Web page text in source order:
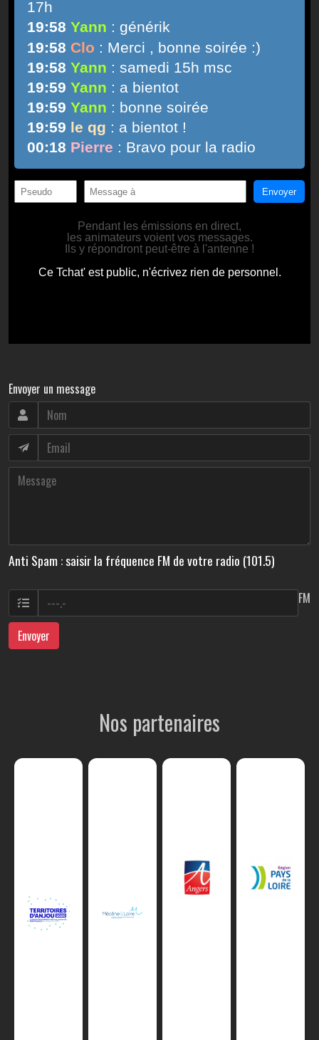
Envoyer un message
Anti Spam : saisir la fréquence FM de votre radio (101.5)
FM
Envoyer
Nos partenaires